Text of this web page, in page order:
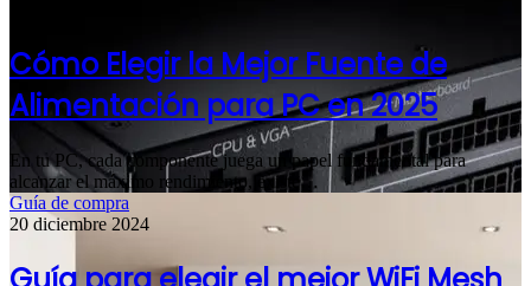
Cómo Elegir la Mejor Fuente de
Alimentación para PC en 2025
En tu PC, cada componente juega un papel fundamental para
alcanzar el máximo rendimiento, existe…
Guía de compra
20 diciembre 2024